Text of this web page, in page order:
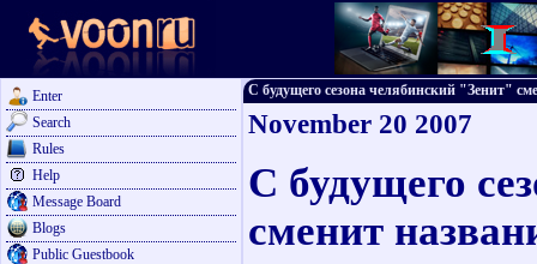
Enter
Search
Rules
Help
Message Board
Blogs
Public Guestbook
С будущего сезона челябинский "Зенит"
November 20 2007
С будущего
сменит